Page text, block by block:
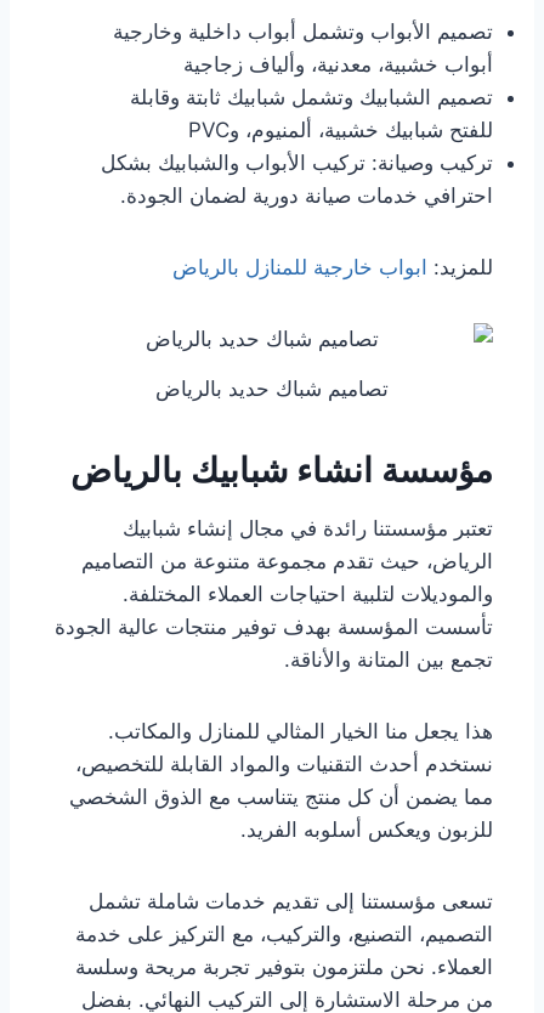
تصميم الأبواب وتشمل أبواب داخلية وخارجية
أبواب خشبية، معدنية، وألياف زجاجية
تصميم الشبابيك وتشمل شبابيك ثابتة وقابلة
للفتح شبابيك خشبية، ألمنيوم، وPVC
تركيب وصيانة: تركيب الأبواب والشبابيك بشكل
احترافي خدمات صيانة دورية لضمان الجودة.
للمزيد: ابواب خارجية للمنازل بالرياض
تصاميم شباك حديد بالرياض
مؤسسة انشاء شبابيك بالرياض
تعتبر مؤسستنا رائدة في مجال إنشاء شبابيك
الرياض، حيث تقدم مجموعة متنوعة من التصاميم
والموديلات لتلبية احتياجات العملاء المختلفة.
تأسست المؤسسة بهدف توفير منتجات عالية الجودة
تجمع بين المتانة والأناقة.
هذا يجعل منا الخيار المثالي للمنازل والمكاتب.
نستخدم أحدث التقنيات والمواد القابلة للتخصيص،
مما يضمن أن كل منتج يتناسب مع الذوق الشخصي
للزبون ويعكس أسلوبه الفريد.
تسعى مؤسستنا إلى تقديم خدمات شاملة تشمل
التصميم، التصنيع، والتركيب، مع التركيز على خدمة
العملاء. نحن ملتزمون بتوفير تجربة مريحة وسلسة
من مرحلة الاستشارة إلى التركيب النهائي. بفضل